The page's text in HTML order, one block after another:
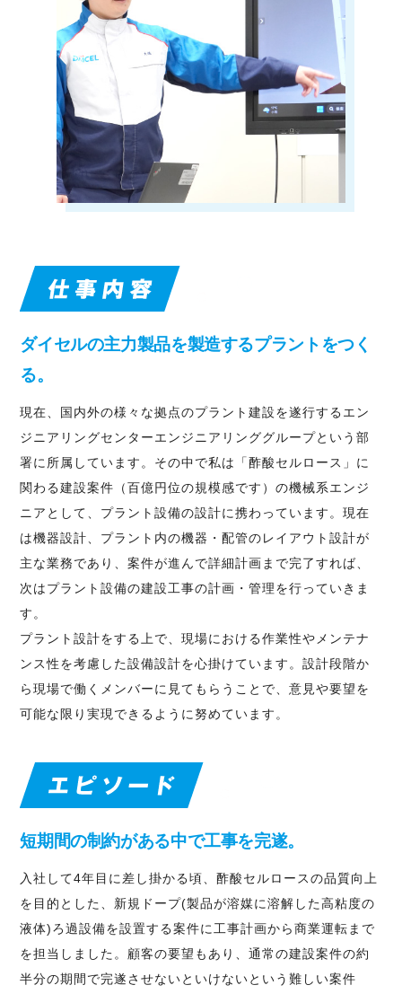
ダイセルの主力製品を製造するプラントをつく
る。
現在、国内外の様々な拠点のプラント建設を遂行するエン
ジニアリングセンターエンジニアリンググループという部
署に所属しています。その中で私は「酢酸セルロース」に
関わる建設案件（百億円位の規模感です）の機械系エンジ
ニアとして、プラント設備の設計に携わっています。現在
は機器設計、プラント内の機器・配管のレイアウト設計が
主な業務であり、案件が進んで詳細計画まで完了すれば、
次はプラント設備の建設工事の計画・管理を行っていきま
す。
プラント設計をする上で、現場における作業性やメンテナ
ンス性を考慮した設備設計を心掛けています。設計段階か
ら現場で働くメンバーに見てもらうことで、意見や要望を
可能な限り実現できるように努めています。
短期間の制約がある中で工事を完遂。
入社して4年目に差し掛かる頃、酢酸セルロースの品質向上
を目的とした、新規ドープ(製品が溶媒に溶解した高粘度の
液体)ろ過設備を設置する案件に工事計画から商業運転まで
を担当しました。顧客の要望もあり、通常の建設案件の約
半分の期間で完遂させないといけないという難しい案件